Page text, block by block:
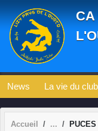
CA
News La vie du club
Accueil PUCES
Panneau de gestion